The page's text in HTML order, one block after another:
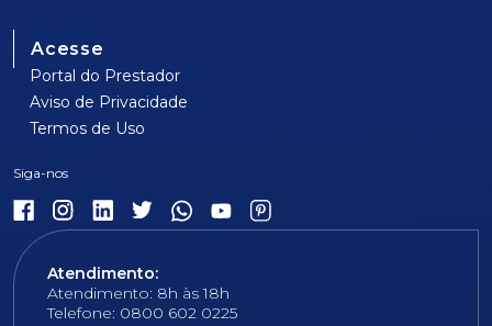
Acesse
Portal do Prestador
Aviso de Privacidade
Termos de Uso
Atendimento:
Atendimento: 8h às 18h
Telefone: 0800 602 0225